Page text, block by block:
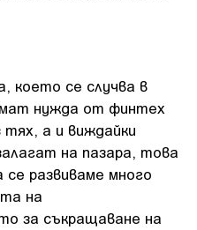
което се случва в
нужда от финтех
а и виждайки
на пазара, това
се развиваме много
на
за съкращаване на